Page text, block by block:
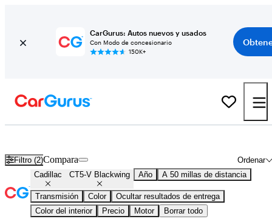
CarGurus: Autos nuevos y usados
Con Modo de concesionario
150K+
Filtro (2) Ordenar
Compara
Cadillac CT5-V Blackwing Año A 50 millas de distancia
Transmisión Color
Ocultar resultados de entrega
Color del interior
Precio Motor Borrar todo